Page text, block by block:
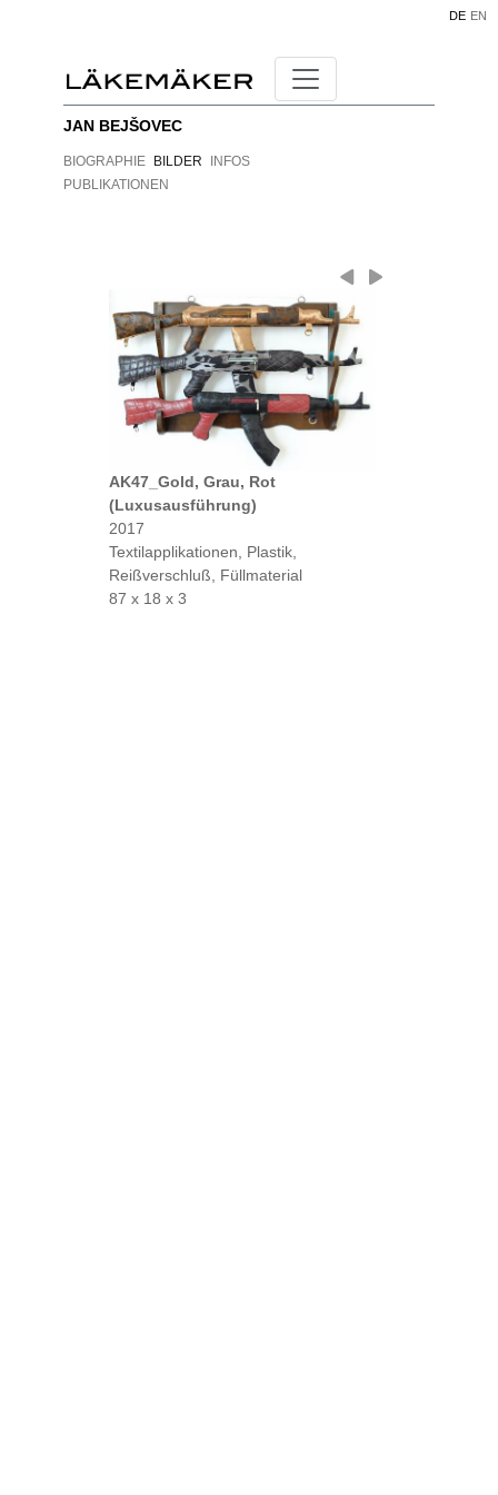
DE EN
JAN BEJŠOVEC
BIOGRAPHIE BILDER
INFOS
PUBLIKATIONEN
AK47_Gold, Grau, Rot
(Luxusausführung)
2017
Textilapplikationen, Plastik,
Reißverschluß, Füllmaterial
87 x 18 x 3